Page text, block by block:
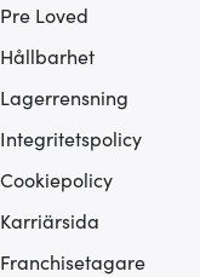
Pre Loved
Hållbarhet
Lagerrensning
Integritetspolicy
Cookiepolicy
Karriärsida
Franchisetagare